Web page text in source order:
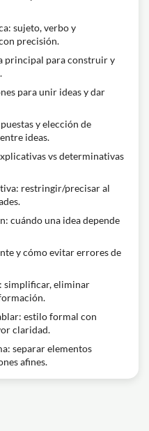
sujeto, verbo y
precisión.
principal para construir y
para unir ideas y dar
y elección de
ideas.
vs determinativas
restringir/precisar al
cuándo una idea depende
y cómo evitar errores de
simplificar, eliminar
estilo formal con
claridad.
separar elementos
afines.